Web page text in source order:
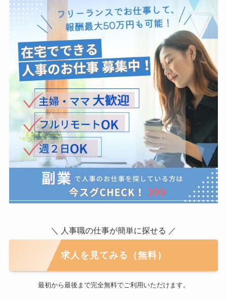
＼ 人事職の仕事が簡単に探せる ／
求人を見てみる（無料）
最初から最後まで完全無料でご利用いただけます。